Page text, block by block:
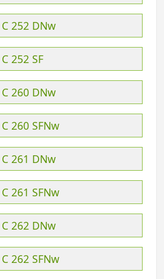
252 DNw
252 SF
260 DNw
260 SFNw
261 DNw
261 SFNw
262 DNw
262 SFNw